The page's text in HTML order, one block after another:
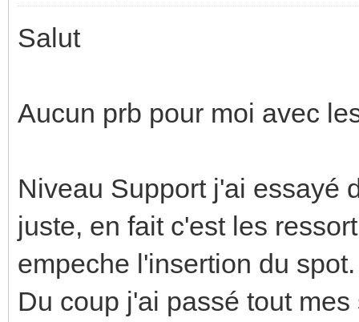
Salut
Aucun prb pour moi avec
Niveau Support j'ai essayé
juste, en fait c'est les
empeche l'insertion du spot.
Du coup j'ai passé tout